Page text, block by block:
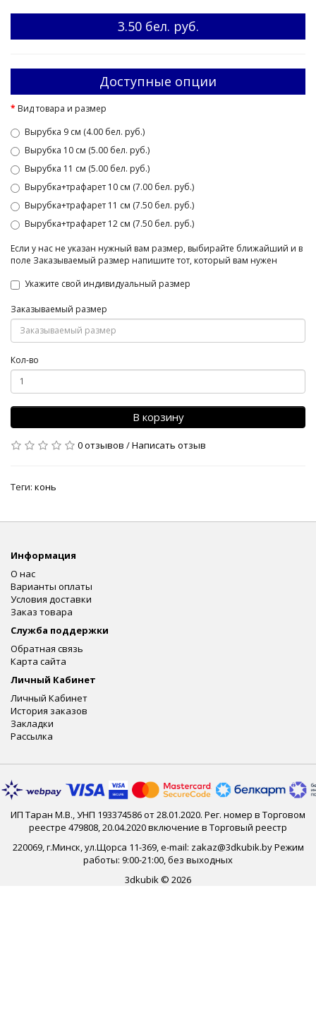
3.50 бел. руб.
Доступные опции
Вид товара и размер
Вырубка 9 см (4.00 бел. руб.)
Вырубка 10 см (5.00 бел. руб.)
Вырубка 11 см (5.00 бел. руб.)
Вырубка+трафарет 10 см (7.00 бел. руб.)
Вырубка+трафарет 11 см (7.50 бел. руб.)
Вырубка+трафарет 12 см (7.50 бел. руб.)
Если у нас не указан нужный вам размер, выбирайте ближайший и в
поле Заказываемый размер напишите тот, который вам нужен
Укажите свой индивидуальный размер
Заказываемый размер
Кол-во
В корзину
0 отзывов /Написать отзыв
Теги: конь
Информация
О нас
Варианты оплаты
Условия доставки
Заказ товара
Служба поддержки
Обратная связь
Карта сайта
Личный Кабинет
Личный Кабинет
История заказов
Закладки
Рассылка
ИП Таран М.В., УНП 193374586 от 28.01.2020. Рег. номер в Торговом
реестре 479808, 20.04.2020 включение в Торговый реестр
220069, г.Минск, ул.Щорса 11-369, e-mail: zakaz@3dkubik.by Режим
работы: 9:00-21:00, без выходных
3dkubik © 2026